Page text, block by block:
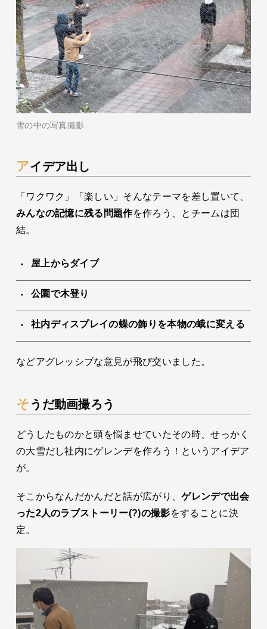
雪の中の写真撮影
アイデア出し
「ワクワク」「楽しい」そんなテーマを差し置いて、
みんなの記憶に残る問題作を作ろう、とチームは団
結。
屋上からダイブ
公園で木登り
社内ディスプレイの蝶の飾りを本物の蛾に変える
などアグレッシブな意見が飛び交いました。
そうだ動画撮ろう
どうしたものかと頭を悩ませていたその時、せっかく
の大雪だし社内にゲレンデを作ろう！というアイデア
が。
そこからなんだかんだと話が広がり、ゲレンデで出会
った2人のラブストーリー(?)の撮影をすることに決
定。